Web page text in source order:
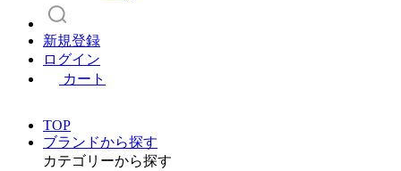
新規登録
ログイン
カート
TOP
ブランドから探す
カテゴリーから探す